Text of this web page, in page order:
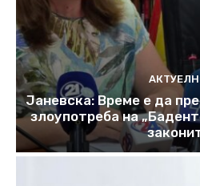
Јаневска: Време е да
злоупотреба на